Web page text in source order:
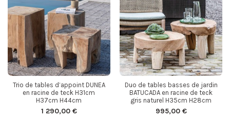
Trio de tables d’appoint DUNEA
en racine de teck H31cm
H37cm H44cm
1 290,00 €
Duo de tables basses de jardin
BATUCADA en racine de teck
gris naturel H35cm H28cm
995,00 €